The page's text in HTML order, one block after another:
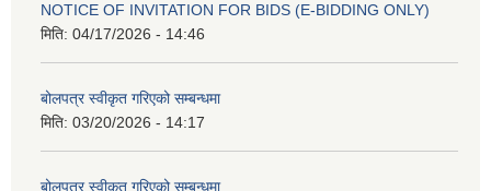
NOTICE OF INVITATION FOR BIDS (E-BIDDING ONLY)
मिति: 04/17/2026 - 14:46
बोलपत्र स्वीकृत गरिएको सम्बन्धमा
मिति: 03/20/2026 - 14:17
बोलपत्र स्वीकृत गरिएको सम्बन्धमा